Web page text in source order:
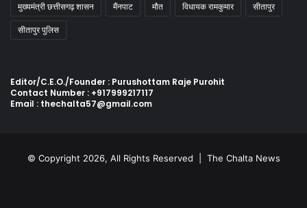
मुख्यमंत्री छत्तीसगढ़ शासन मैंनपाट मौत विधायक रामकुमार सीतापुर
सीतापुर पुलिस
Editor/C.E.O./Founder : Purushottam Raje Purohit
Contact Number : +917999217117
Email : thechalta57@gmail.com
© Copyright 2026, All Rights Reserved | The Chalta News